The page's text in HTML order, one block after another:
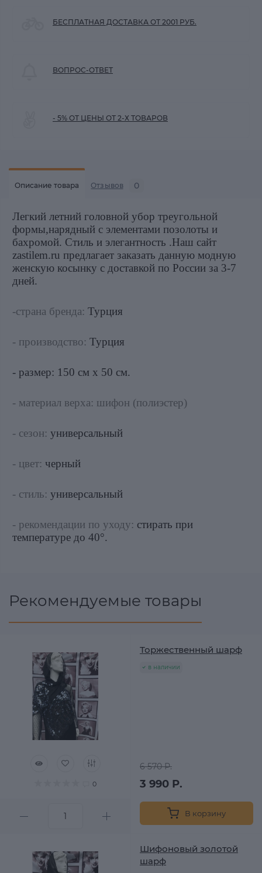
БЕСПЛАТНАЯ ДОСТАВКА ОТ 2001 РУБ.
ВОПРОС-ОТВЕТ
- 5% ОТ ЦЕНЫ ОТ 2-Х ТОВАРОВ
Описание товара Отзывов 0
Легкий летний головной убор треугольной
формы,нарядный с элементами позолоты и
бахромой. Стиль и элегантность .Наш сайт
zastilem.ru предлагает заказать данную модную
женскую косынку с доставкой по России за 3-7
дней.
-страна бренда: Турция
- производство: Турция
- размер: 150 см х 50 см.
- материал верха: шифон (полиэстер)
- сезон: универсальный
- цвет: черный
- стиль: универсальный
- рекомендации по уходу: стирать при
температуре до 40°.
Рекомендуемые товары
0
Торжественный шарф
в наличии
6 570 Р.
3 990 Р.
В корзину
Шифоновый золотой
шарф